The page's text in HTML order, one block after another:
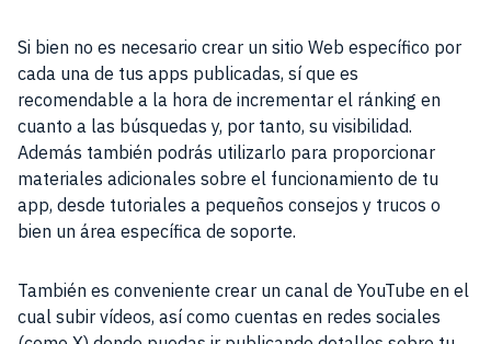
Si bien no es necesario crear un sitio Web específico por
cada una de tus apps publicadas, sí que es
recomendable a la hora de incrementar el ránking en
cuanto a las búsquedas y, por tanto, su visibilidad.
Además también podrás utilizarlo para proporcionar
materiales adicionales sobre el funcionamiento de tu
app, desde tutoriales a pequeños consejos y trucos o
bien un área específica de soporte.
También es conveniente crear un canal de YouTube en el
cual subir vídeos, así como cuentas en redes sociales